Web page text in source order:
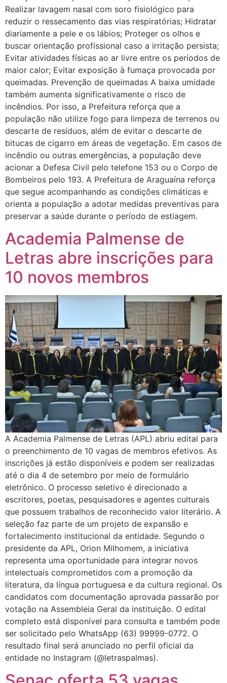
Realizar lavagem nasal com soro fisiológico para
reduzir o ressecamento das vias respiratórias; Hidratar
diariamente a pele e os lábios; Proteger os olhos e
buscar orientação profissional caso a irritação persista;
Evitar atividades físicas ao ar livre entre os períodos de
maior calor; Evitar exposição à fumaça provocada por
queimadas. Prevenção de queimadas A baixa umidade
também aumenta significativamente o risco de
incêndios. Por isso, a Prefeitura reforça que a
população não utilize fogo para limpeza de terrenos ou
descarte de resíduos, além de evitar o descarte de
bitucas de cigarro em áreas de vegetação. Em casos de
incêndio ou outras emergências, a população deve
acionar a Defesa Civil pelo telefone 153 ou o Corpo de
Bombeiros pelo 193. A Prefeitura de Araguaína reforça
que segue acompanhando as condições climáticas e
orienta a população a adotar medidas preventivas para
preservar a saúde durante o período de estiagem.
Academia Palmense de
Letras abre inscrições para
10 novos membros
A Academia Palmense de Letras (APL) abriu edital para
o preenchimento de 10 vagas de membros efetivos. As
inscrições já estão disponíveis e podem ser realizadas
até o dia 4 de setembro por meio de formulário
eletrônico. O processo seletivo é direcionado a
escritores, poetas, pesquisadores e agentes culturais
que possuem trabalhos de reconhecido valor literário. A
seleção faz parte de um projeto de expansão e
fortalecimento institucional da entidade. Segundo o
presidente da APL, Orion Milhomem, a iniciativa
representa uma oportunidade para integrar novos
intelectuais comprometidos com a promoção da
literatura, da língua portuguesa e da cultura regional. Os
candidatos com documentação aprovada passarão por
votação na Assembleia Geral da instituição. O edital
completo está disponível para consulta e também pode
ser solicitado pelo WhatsApp (63) 99999-0772. O
resultado final será anunciado no perfil oficial da
entidade no Instagram (@letraspalmas).